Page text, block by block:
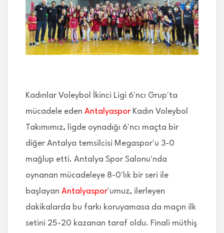
İLETİŞİM
Kadınlar Voleybol İkinci Ligi 6'ncı Grup'ta
mücadele eden Antalyaspor Kadın Voleybol
Takımımız, ligde oynadığı 6'ncı maçta bir
diğer Antalya temsilcisi Megaspor'u 3-0
mağlup etti. Antalya Spor Salonu'nda
oynanan mücadeleye 8-0'lık bir seri ile
başlayan Antalyaspor'umuz, ilerleyen
dakikalarda bu farkı koruyamasa da maçın ilk
setini 25-20 kazanan taraf oldu. Finali müthiş